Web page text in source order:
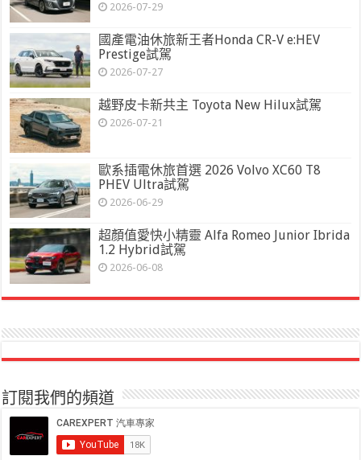
2026-07-29
國產電油休旅新王者Honda CR-V e:HEV
Prestige試駕
2026-07-27
越野皮卡新共主 Toyota New Hilux試駕
2026-07-21
歐系插電休旅首選 2026 Volvo XC60 T8
PHEV Ultra試駕
2026-06-29
超顏值愛快小精靈 Alfa Romeo Junior Ibrida
1.2 Hybrid試駕
2026-06-08
訂閱我們的頻道